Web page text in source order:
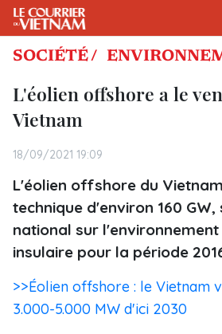
SOCIÉTÉ /
L'éolien offshore a le
Vietnam
18/09/2021 19:09
L'éolien offshore du
technique d'environ 160
national sur
insulaire pour la période
>>Éolien offshore : le Vietnam
3.000-5.000 MW d'ici 2030